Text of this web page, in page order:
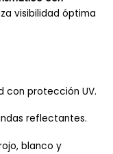
visibilidad óptima
con protección UV.
reflectantes.
blanco y